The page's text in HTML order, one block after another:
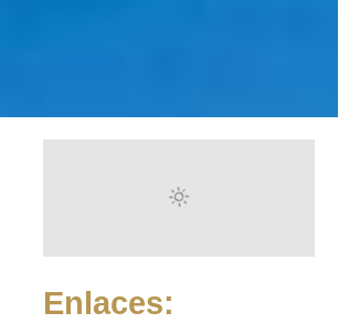
Enlaces: